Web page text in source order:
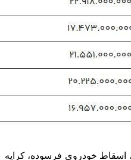
اسقاط خودروی فرسوده، کرایه